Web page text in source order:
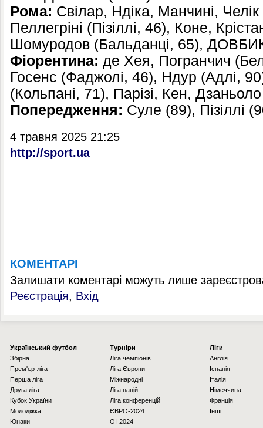
Рома: Свілар, Ндіка, Манчині,
Пеллегріні (Пізіллі, 46), Коне,
Шомуродов (Бальданці, 65),
Фіорентина: де Хея, Погранчич
Госенс (Фаджолі, 46), Ндур (Адлі,
(Кольпані, 71), Парізі, Кен,
Попередження: Суле (89), Пізіллі
4 травня 2025 21:25
http://sport.ua
КОМЕНТАРІ
Залишати коментарі можуть лише
Реєстрація, Вхід
Українcький футбол
Збірна
Прем'єр-ліга
Перша ліга
Друга ліга
Кубок України
Молодіжка
Юнаки
Турніри
Ліга чемпіонів
Ліга Європи
Міжнародні
Ліга націй
Ліга конференцій
ЄВРО-2024
OI-2024
Ліги
Англія
Іспанія
Італія
Німеччина
Франція
Інші